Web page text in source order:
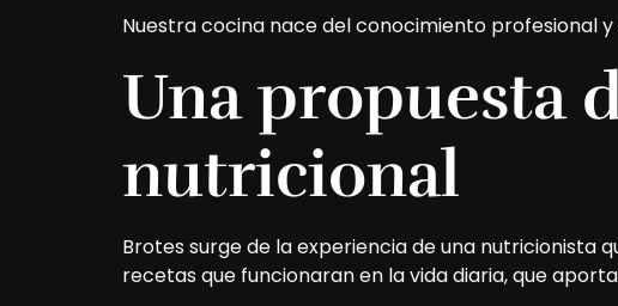
Nuestra cocina nace del conocimiento profesional
Una propuesta
nutricional
Brotes surge de la experiencia de una nutricionista
recetas que funcionaran en la vida diaria, que